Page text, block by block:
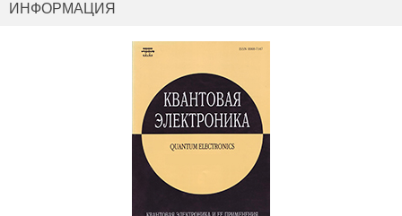
ИНФОРМАЦИЯ